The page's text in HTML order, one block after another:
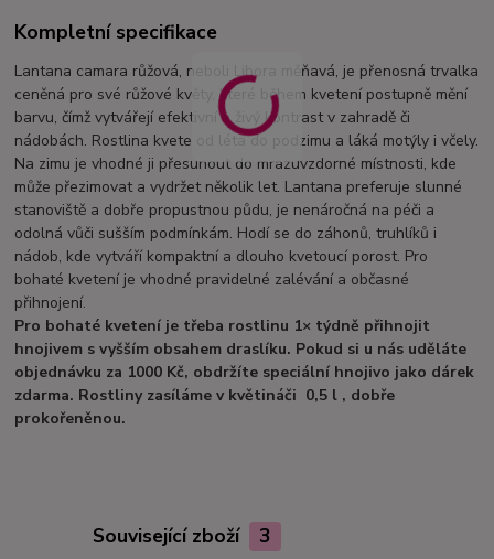
Kompletní specifikace
Lantana camara růžová, neboli Libora měňavá, je přenosná trvalka
ceněná pro své růžové květy, které během kvetení postupně mění
barvu, čímž vytvářejí efektivní a živý kontrast v zahradě či
nádobách. Rostlina kvete od léta do podzimu a láká motýly i včely.
Na zimu je vhodné ji přesunout do mrazuvzdorné místnosti, kde
může přezimovat a vydržet několik let. Lantana preferuje slunné
stanoviště a dobře propustnou půdu, je nenáročná na péči a
odolná vůči sušším podmínkám. Hodí se do záhonů, truhlíků i
nádob, kde vytváří kompaktní a dlouho kvetoucí porost. Pro
bohaté kvetení je vhodné pravidelné zalévání a občasné
přihnojení.
Pro bohaté kvetení je třeba rostlinu 1× týdně přihnojit
hnojivem s vyšším obsahem draslíku. Pokud si u nás uděláte
objednávku za 1000 Kč, obdržíte speciální hnojivo jako dárek
zdarma. Rostliny zasíláme v květináči 0,5 l , dobře
prokořeněnou.
Související zboží 3